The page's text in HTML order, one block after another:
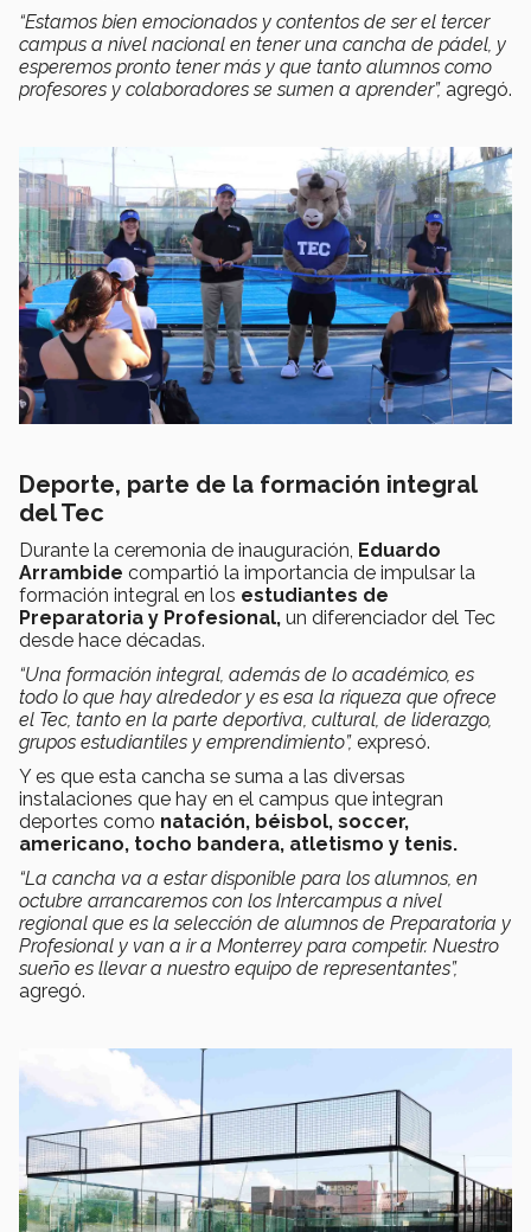
“Estamos bien emocionados y contentos de ser el tercer
campus a nivel nacional en tener una cancha de pádel, y
esperemos pronto tener más y que tanto alumnos como
profesores y colaboradores se sumen a aprender”, agregó.
Deporte, parte de la formación integral
del Tec
Durante la ceremonia de inauguración, Eduardo
Arrambide compartió la importancia de impulsar la
formación integral en los estudiantes de
Preparatoria y Profesional, un diferenciador del Tec
desde hace décadas.
“Una formación integral, además de lo académico, es
todo lo que hay alrededor y es esa la riqueza que ofrece
el Tec, tanto en la parte deportiva, cultural, de liderazgo,
grupos estudiantiles y emprendimiento”, expresó.
Y es que esta cancha se suma a las diversas
instalaciones que hay en el campus que integran
deportes como natación, béisbol, soccer,
americano, tocho bandera, atletismo y tenis.
“La cancha va a estar disponible para los alumnos, en
octubre arrancaremos con los Intercampus a nivel
regional que es la selección de alumnos de Preparatoria y
Profesional y van a ir a Monterrey para competir. Nuestro
sueño es llevar a nuestro equipo de representantes”,
agregó.